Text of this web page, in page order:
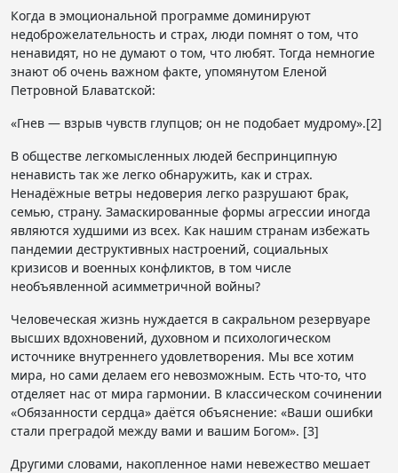
Когда в эмоциональной программе доминируют
недоброжелательность и страх, люди помнят о том, что
ненавидят, но не думают о том, что любят. Тогда немногие
знают об очень важном факте, упомянутом Еленой
Петровной Блаватской:
«Гнев — взрыв чувств глупцов; он не подобает мудрому».[2]
В обществе легкомысленных людей беспринципную
ненависть так же легко обнаружить, как и страх.
Ненадёжные ветры недоверия легко разрушают брак,
семью, страну. Замаскированные формы агрессии иногда
являются худшими из всех. Как нашим странам избежать
пандемии деструктивных настроений, социальных
кризисов и военных конфликтов, в том числе
необъявленной асимметричной войны?
Человеческая жизнь нуждается в сакральном резервуаре
высших вдохновений, духовном и психологическом
источнике внутреннего удовлетворения. Мы все хотим
мира, но сами делаем его невозможным. Есть что-то, что
отделяет нас от мира гармонии. В классическом сочинении
«Обязанности сердца» даётся объяснение: «Ваши ошибки
стали преградой между вами и вашим Богом». [3]
Другими словами, накопленное нами невежество мешает